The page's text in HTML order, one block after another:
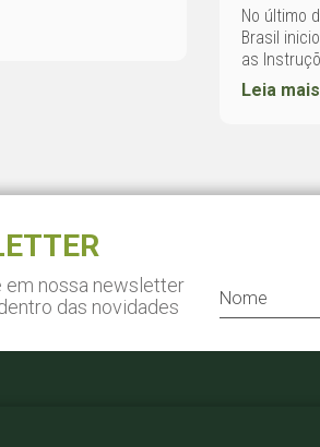
No último
Brasil
as
Leia mais
em nossa newsletter
das novidades